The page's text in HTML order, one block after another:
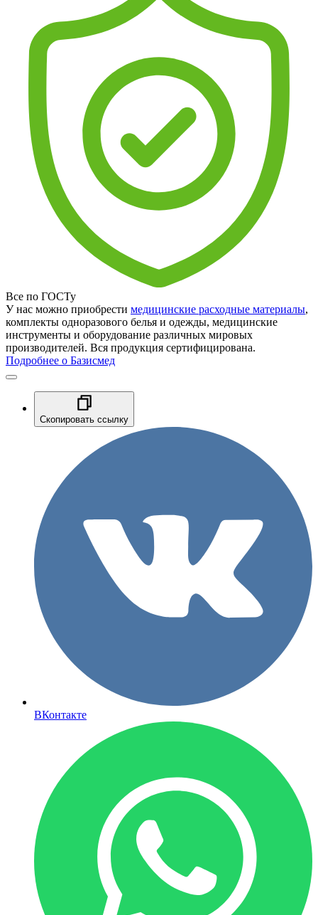
Все по ГОСТу
У нас можно приобрести медицинские расходные материалы,
комплекты одноразового белья и одежды, медицинские
инструменты и оборудование различных мировых
производителей. Вся продукция сертифицирована.
Подробнее о Базисмед
Скопировать ссылку
ВКонтакте